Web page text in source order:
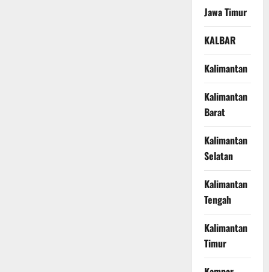
Jawa Timur
KALBAR
Kalimantan
Kalimantan
Barat
Kalimantan
Selatan
Kalimantan
Tengah
Kalimantan
Timur